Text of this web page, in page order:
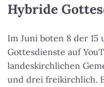
Hybride
Im Juni boten 8 der
Gottesdienste auf
landeskirchlichen
und drei freikirchlich.